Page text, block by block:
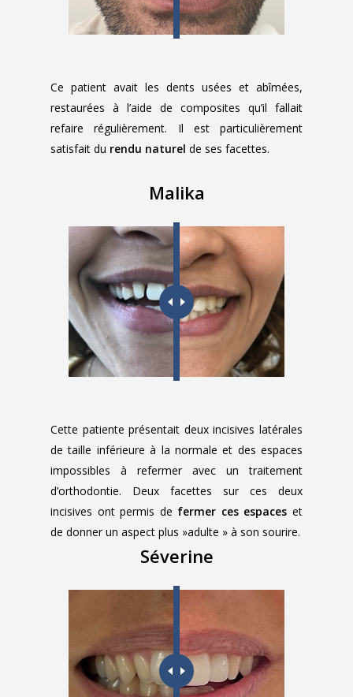
Ce patient avait les dents usées et abîmées,
restaurées à l’aide de composites qu’il fallait
refaire régulièrement. Il est particulièrement
satisfait du rendu naturel de ses facettes.
Malika
Cette patiente présentait deux incisives latérales
de taille inférieure à la normale et des espaces
impossibles à refermer avec un traitement
d’orthodontie. Deux facettes sur ces deux
incisives ont permis de fermer ces espaces et
de donner un aspect plus »adulte » à son sourire.
Séverine